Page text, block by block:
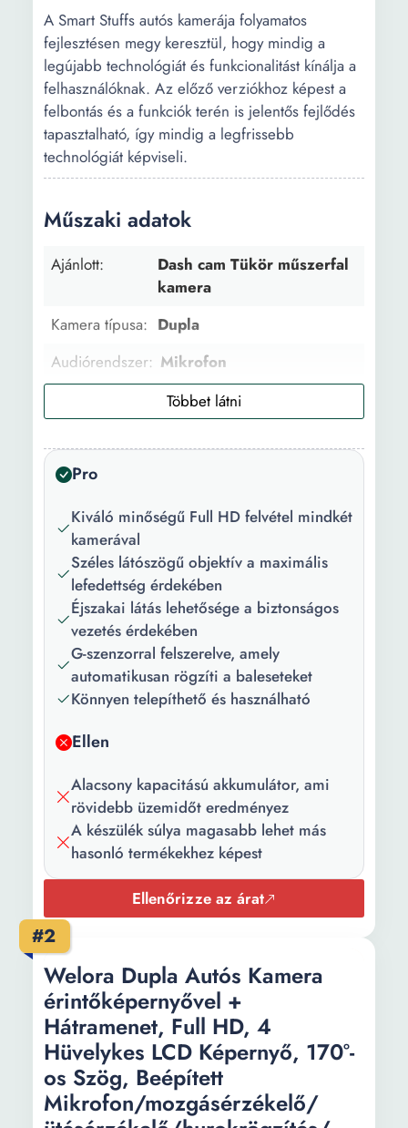
A Smart Stuffs autós kamerája folyamatos
fejlesztésen megy keresztül, hogy mindig a
legújabb technológiát és funkcionalitást kínálja a
felhasználóknak. Az előző verziókhoz képest a
felbontás és a funkciók terén is jelentős fejlődés
tapasztalható, így mindig a legfrissebb
technológiát képviseli.
Műszaki adatok
Ajánlott:
Dash cam Tükör műszerfal
kamera
Kamera típusa: Dupla
Audiórendszer: Mikrofon
USB
tartalma:
Videokamera 1 x
Szivargyújtó adapter 1 x
másodlagos kamera
Szín:
Fekete
Belső
memória:
16 GB
típusa:
Slot memória
maximális
kapacitás:
32 GB
Kijelző típusa:
LCD
technológia:
IPS
Kijelző átmérő:
3 inch
Akkumulátor
típusa:
Li-Ion
Akkumulátor
kapacitása:
200 mAh
Videófelvétel:
Full HD
Pro
Kiváló minőségű Full HD felvétel mindkét
kamerával
Széles látószögű objektív a maximális
lefedettség érdekében
Éjszakai látás lehetősége a biztonságos
vezetés érdekében
G-szenzorral felszerelve, amely
automatikusan rögzíti a baleseteket
Könnyen telepíthető és használható
Ellen
Alacsony kapacitású akkumulátor, ami
rövidebb üzemidőt eredményez
A készülék súlya magasabb lehet más
hasonló termékekhez képest
Ellenőrizze az árat
#2
Welora Dupla Autós Kamera
érintőképernyővel +
Hátramenet, Full HD, 4
Hüvelykes LCD Képernyő, 170°-
os Szög, Beépített
Mikrofon/mozgásérzékelő/